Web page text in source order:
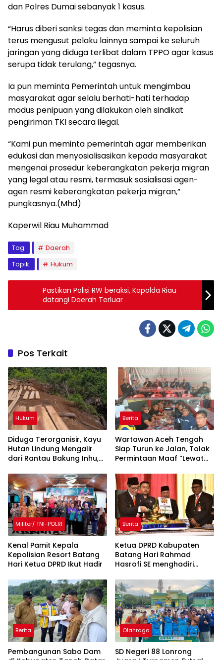
dan Polres Dumai sebanyak 1 kasus.
“Harus diberi sanksi tegas dan meminta kepolisian
terus mengusut pelaku lainnya sampai ke seluruh
jaringan yang diduga terlibat dalam TPPO agar kasus
serupa tidak terulang,” tegasnya.
Ia pun meminta Pemerintah untuk mengimbau
masyarakat agar selalu berhati-hati terhadap
modus penipuan yang dilakukan oleh sindikat
pengiriman TKI secara ilegal.
“Kami pun meminta pemerintah agar memberikan
edukasi dan menyosialisasikan kepada masyarakat
mengenai prosedur keberangkatan pekerja migran
yang legal atau resmi, termasuk sosialisasi agen-
agen resmi keberangkatan pekerja migran,”
pungkasnya.(Mhd)
Kaperwil Riau Muhammad
Tag:
Daerah
Topik:
Hukum
Pastikan Polisi RW beraksi, Kapolda Riau
datangi Daerah Terluar
Pos Terkait
Hukum
Diduga Terorganisir, Kayu
Hutan Lindung Mengalir
dari Rantau Bakung Inhu,
Berita
Wartawan Aceh Tengah
Siap Turun ke Jalan, Tolak
Permintaan Maaf “Lewat
Militer/ TNI-POLRI
Kenal Pamit Kepala
Kepolisian Resort Batang
Hari ‎Ketua DPRD Ikut Hadir
Berita
Ketua DPRD Kabupaten
Batang Hari Rahmad
Hasrofi SE menghadiri
Bank Jambi
Berita
Pembangunan Sabo Dam
Olahraga
SD Negeri 88 Lonrong